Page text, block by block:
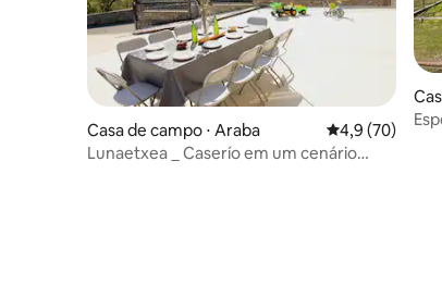
Casa de campo ⋅ Araba 4,9 de uma
4,9 (70)
Lunaetxea _ Caserío em um cenário